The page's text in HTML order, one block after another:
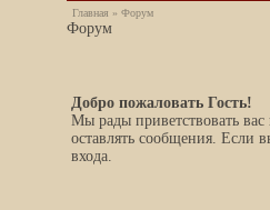
Главная » Форум
Форум
Добро пожаловать Гость!
Мы рады приветствовать
оставлять сообщения. Если
входа.